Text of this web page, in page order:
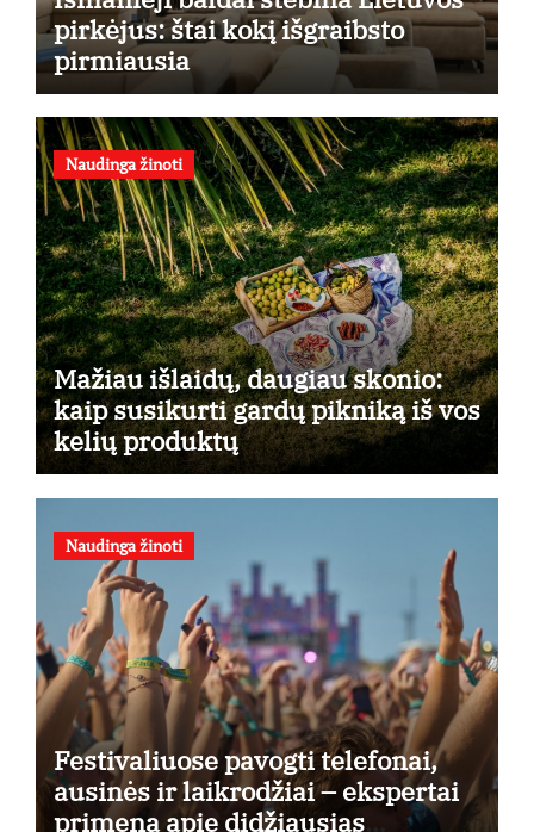
pirkėjus: štai kokį išgraibsto
pirmiausia
Naudinga žinoti
Mažiau išlaidų, daugiau skonio:
kaip susikurti gardų pikniką iš vos
kelių produktų
Naudinga žinoti
Festivaliuose pavogti telefonai,
ausinės ir laikrodžiai – ekspertai
primena apie didžiausias